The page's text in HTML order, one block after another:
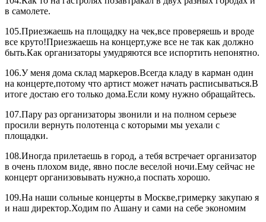
в самолете.
105.Приезжаешь на площадку на чек,все проверяешь и вроде
все круто!Приезжаешь на концерт,уже все не так как должно
быть.Как организаторы умудряются все испортить непонятно.
106.У меня дома склад маркеров.Всегда кладу в карман один
на концерте,потому что артист может начать расписываться.В
итоге достаю его только дома.Если кому нужно обращайтесь.
107.Пару раз организаторы звонили и на полном серьезе
просили вернуть полотенца с которыми мы уехали с
площадки.
108.Иногда прилетаешь в город, а тебя встречает организатор
в очень плохом виде, явно после веселой ночи.Ему сейчас не
концерт организовывать нужно,а поспать хорошо.
109.На наши сольные концерты в Москве,гримерку закупаю я
и наш директор.Ходим по Ашану и сами на себе экономим